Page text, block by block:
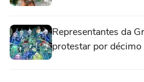
Representantes da
protestar por